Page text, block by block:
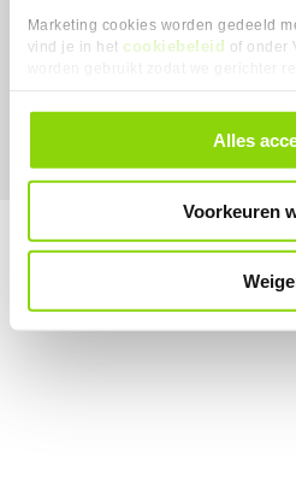
Marketing cookies worden gedeeld
vind je in het cookiebeleid of onder
alle cookies. Je kunt je gegeven
door in de footer van onze website te
Alles
Voorkeuren